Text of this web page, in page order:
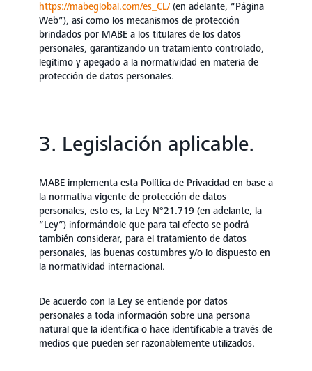
https://mabeglobal.com/es_CL/(en adelante, “Página
Web”), así como los mecanismos de protección
brindados por MABE a los titulares de los datos
personales, garantizando un tratamiento controlado,
legítimo y apegado a la normatividad en materia de
protección de datos personales.
3. Legislación aplicable.
MABE implementa esta Política de Privacidad en base a
la normativa vigente de protección de datos
personales, esto es, la Ley N°21.719 (en adelante, la
“Ley”) informándole que para tal efecto se podrá
también considerar, para el tratamiento de datos
personales, las buenas costumbres y/o lo dispuesto en
la normatividad internacional.
De acuerdo con la Ley se entiende por datos
personales a toda información sobre una persona
natural que la identifica o hace identificable a través de
medios que pueden ser razonablemente utilizados.